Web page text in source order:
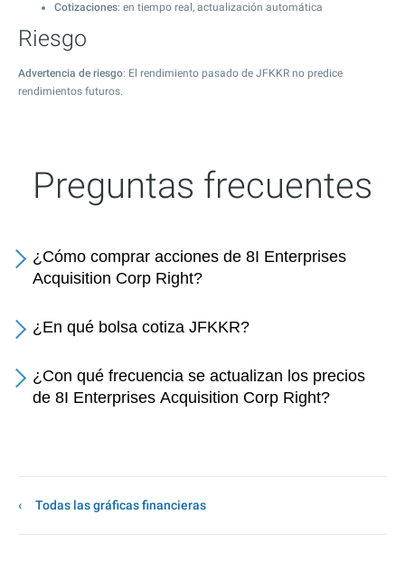
Cotizaciones: en tiempo real, actualización automática
Riesgo
Advertencia de riesgo: El rendimiento pasado de JFKKR no predice
rendimientos futuros.
Preguntas frecuentes
¿Cómo comprar acciones de 8I Enterprises
Acquisition Corp Right?
¿En qué bolsa cotiza JFKKR?
¿Con qué frecuencia se actualizan los precios
de 8I Enterprises Acquisition Corp Right?
Todas las gráficas financieras